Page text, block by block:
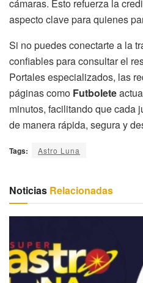
cámaras. Esto refuerza la
aspecto clave para quienes
Si no puedes conectarte a la
confiables para consultar el
Portales especializados, las
páginas como Futbolete
minutos, facilitando que cada
de manera rápida, segura y
Tags: Astro Luna
Noticias Relacionadas